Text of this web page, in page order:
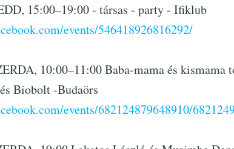
15:00–19:00 - társas - party - Ifiklub
events/546418926816292/
10:00–11:00 Baba-mama és kismama
Biobolt -Budaörs
events/682124879648910/